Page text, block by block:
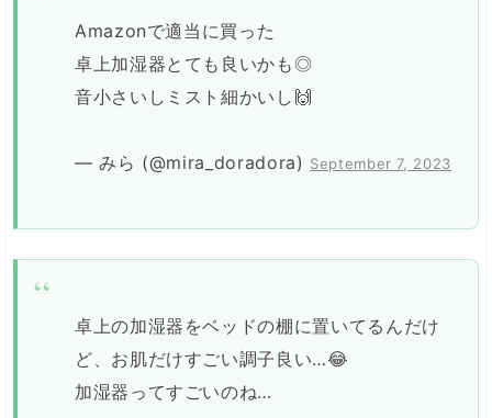
Amazonで適当に買った
卓上加湿器とても良いかも◎
音小さいしミスト細かいし🙌
— みら (@mira_doradora) September 7, 2023
卓上の加湿器をベッドの棚に置いてるんだけ
ど、お肌だけすごい調子良い…😂
加湿器ってすごいのね…